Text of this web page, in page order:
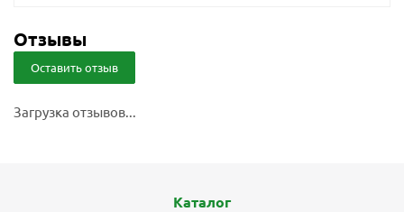
Отзывы
Оставить отзыв
Загрузка отзывов...
Каталог